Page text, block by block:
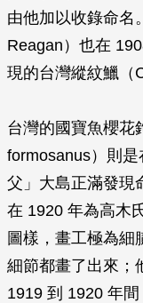
由他加以收錄命名
Reagan）也在
現的台灣縱紋鱲（
台灣的國寶魚櫻花
formosanus）則
父」大島正滿發現
在 1920 年為高木
圖樣，畫工極為細
細節都畫了出來；
1919 到 1920 年